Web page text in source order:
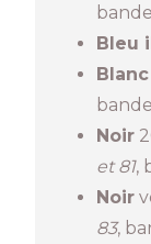
Bleu
Noir
et 81,
Noir
83,